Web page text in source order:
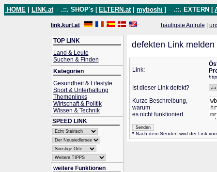
HOME LINK.at .::. SHOP's [ ELTERN.at myboshi ] .::. EXTERN [
link.kurt.at häufigste Aufrufe
TOP LINK
Land & Leute
Suchen & Finden
Kategorien
Gesundheit & Lifestyle
Sport & Unterhaltung
Themenlinks
Wirtschaft & Politik
Wissen & Technik
SPEED LINK
weitere Funktionen
defekten Link melden
Link:
Ist dieser Link defekt?
Kurze Beschreibung,
warum
es nicht funktioniert.
*Nach dem Senden wird der Link